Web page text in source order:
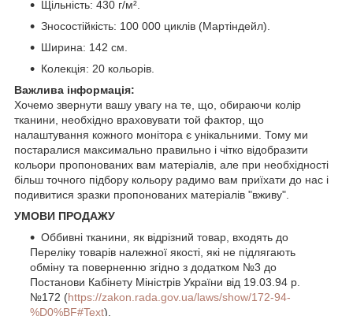
Щільність: 430 г/м².
Зносостійкість: 100 000 циклів (Мартіндейл).
Ширина: 142 см.
Колекція: 20 кольорів.
Важлива інформація:
Хочемо звернути вашу увагу на те, що, обираючи колір
тканини, необхідно враховувати той фактор, що
налаштування кожного монітора є унікальними. Тому ми
постаралися максимально правильно і чітко відобразити
кольори пропонованих вам матеріалів, але при необхідності
більш точного підбору кольору радимо вам приїхати до нас і
подивитися зразки пропонованих матеріалів "вживу".
УМОВИ ПРОДАЖУ
Оббивні тканини, як відрізний товар, входять до
Переліку товарів належної якості, які не підлягають
обміну та поверненню згідно з додатком №3 до
Постанови Кабінету Міністрів України від 19.03.94 р.
№172 (https://zakon.rada.gov.ua/laws/show/172-94-
%D0%BF#Text).